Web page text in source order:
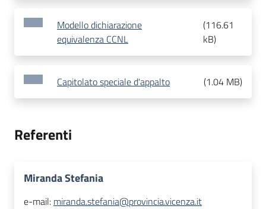
Modello dichiarazione
equivalenza CCNL
(116.61
kB)
Capitolato speciale d'appalto (1.04 MB)
Referenti
Miranda Stefania
e-mail: miranda.stefania@provincia.vicenza.it